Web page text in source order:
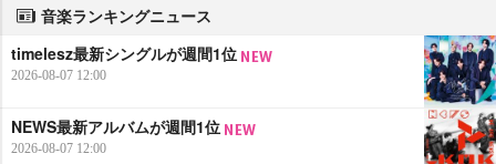
音楽ランキングニュース
timelesz最新シングルが週間1位
2026-08-07 12:00
NEWS最新アルバムが週間1位
2026-08-07 12:00